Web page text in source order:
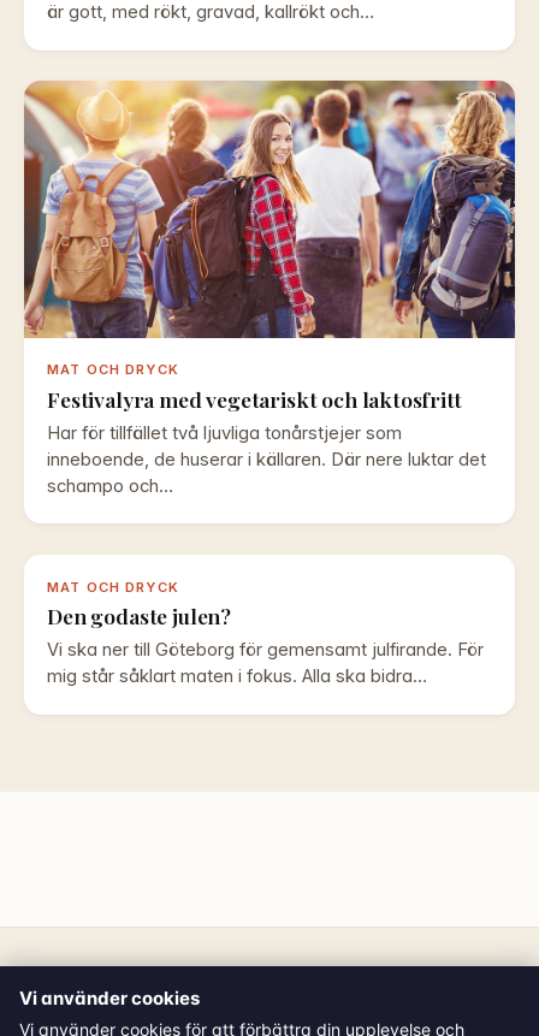
är gott, med rökt, gravad, kallrökt och…
MAT OCH DRYCK
Festivalyra med vegetariskt och laktosfritt
Har för tillfället två ljuvliga tonårstjejer som
inneboende, de huserar i källaren. Där nere luktar det
schampo och…
MAT OCH DRYCK
Den godaste julen?
Vi ska ner till Göteborg för gemensamt julfirande. För
mig står såklart maten i fokus. Alla ska bidra…
Helenas· © 2026 Helena Knapp. Alla rättigheter
Vi använder cookies
Vi använder cookies för att förbättra din upplevelse och